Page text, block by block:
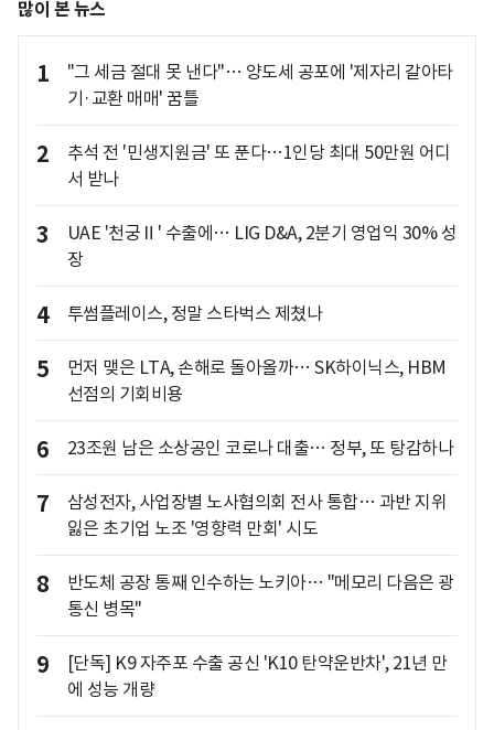
많이 본 뉴스
1
"그 세금 절대 못 낸다"… 양도세 공포에 '제자리 갈아타
기·교환 매매' 꿈틀
2
추석 전 '민생지원금' 또 푼다…1인당 최대 50만원 어디
서 받나
3
UAE '천궁Ⅱ' 수출에… LIG D&A, 2분기 영업익 30% 성
장
4 투썸플레이스, 정말 스타벅스 제쳤나
5
먼저 맺은 LTA, 손해로 돌아올까… SK하이닉스, HBM
선점의 기회비용
6 23조원 남은 소상공인 코로나 대출… 정부, 또 탕감하나
7
삼성전자, 사업장별 노사협의회 전사 통합… 과반 지위
잃은 초기업 노조 '영향력 만회' 시도
8
반도체 공장 통째 인수하는 노키아… "메모리 다음은 광
통신 병목"
9
[단독] K9 자주포 수출 공신 'K10 탄약운반차', 21년 만
에 성능 개량